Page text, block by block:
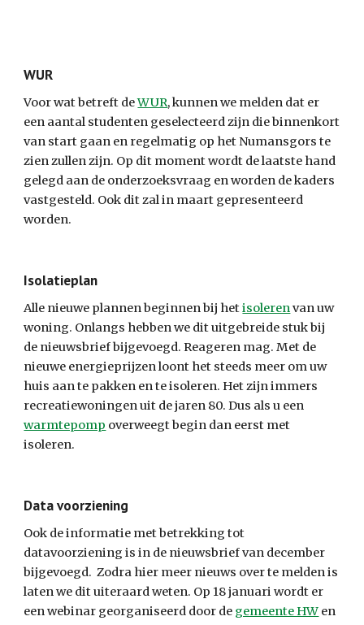
WUR
Voor wat betreft de WUR, kunnen we melden dat er
een aantal studenten geselecteerd zijn die binnenkort
van start gaan en regelmatig op het Numansgors te
zien zullen zijn. Op dit moment wordt de laatste hand
gelegd aan de onderzoeksvraag en worden de kaders
vastgesteld. Ook dit zal in maart gepresenteerd
worden.
Isolatieplan
Alle nieuwe plannen beginnen bij het isoleren van uw
woning. Onlangs hebben we dit uitgebreide stuk bij
de nieuwsbrief bijgevoegd. Reageren mag. Met de
nieuwe energieprijzen loont het steeds meer om uw
huis aan te pakken en te isoleren. Het zijn immers
warmtepomp overweegt begin dan eerst met
isoleren.
Data voorziening
Ook de informatie met betrekking tot
datavoorziening is in de nieuwsbrief van december
bijgevoegd.  Zodra hier meer nieuws over te melden is
laten we dit uiteraard weten. Op 18 januari wordt er
een webinar georganiseerd door de gemeente HW en